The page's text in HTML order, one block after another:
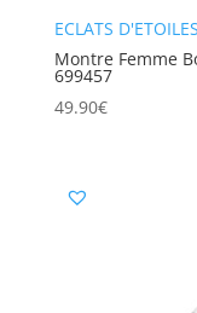
ECLATS
Montre Femme
699457
49.90€